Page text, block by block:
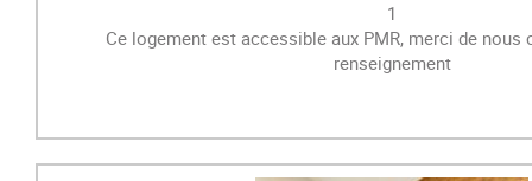
1
Ce logement est accessible aux PMR, merci de
renseignement